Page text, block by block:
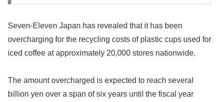
Seven-Eleven Japan has revealed that it has been
overcharging for the recycling costs of plastic cups used for
iced coffee at approximately 20,000 stores nationwide.
The amount overcharged is expected to reach several
billion yen over a span of six years until the fiscal year